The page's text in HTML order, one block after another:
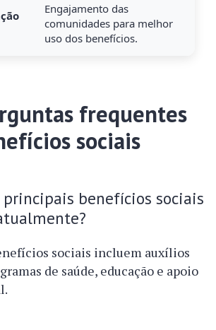
Engajamento das
comunidades para melhor
uso dos benefícios.
frequentes
sociais
principais benefícios sociais
sociais incluem auxílios
de saúde, educação e apoio